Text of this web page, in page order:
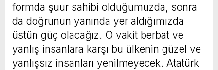
formda şuur sahibi olduğumuzda, sonra
da doğrunun yanında yer aldığımızda
üstün güç olacağız. O vakit berbat ve
yanlış insanlara karşı bu ülkenin güzel ve
yanlışsız insanları yenilmeyecek. Atatürk